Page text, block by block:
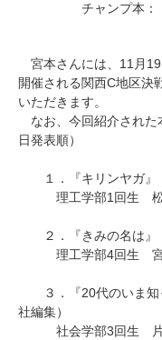
チャンプ本： 『
宮本さんには、 11 月 19
開催される関西C地区決
いただきます。
なお、今回紹介された
日発表順）
１．『キリンヤガ』
理工学部1 回生
２．『きみの名は』
理工学部4回生
３．『20代のいま
社編集）
社会学部3 回生